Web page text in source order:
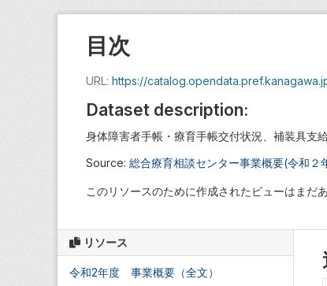
目次
URL: https://catalog.opendata.pref.kanagawa.jp/
Dataset description:
身体障害者手帳・療育手帳交付状況、補装具支
Source: 総合療育相談センター事業概要(令和２
このリソースのために作成されたビューはまだ
リソース
令和2年度 事業概要（全文）